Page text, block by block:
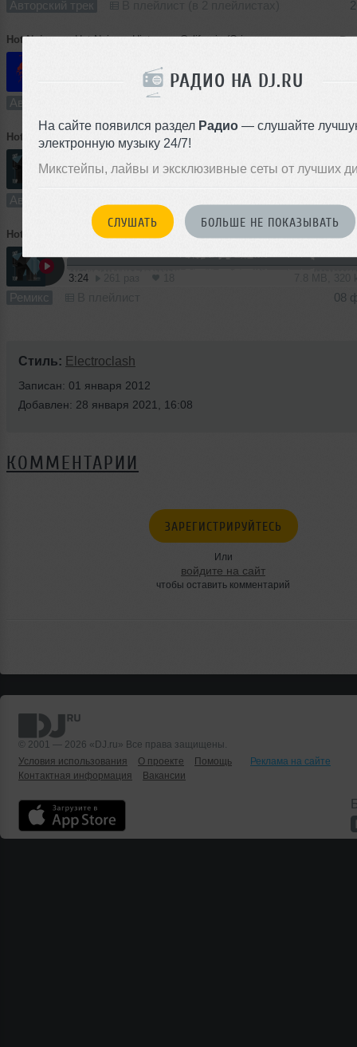
РАДИО НА DJ.RU
На сайте появился раздел Радио — слушайте
электронную музыку 24/7!
Микстейпы, лайвы и эксклюзивные сеты от лучших
СЛУШАТЬ БОЛЬШЕ НЕ ПОКАЗЫВАТЬ
Авторский трек
Hot Noizes ➝Hot Noizes, Historus - California (Original Mix)
17 17 MB, 320
Авторский трек
Hot Noizes Parallax (original mix)
Авторский трек
Hot Noizes Parallax (Historus remix)
3:24
Ремикс 08
Стиль: Electroclash
Записан: 01 января 2012
Добавлен: 28 января 2021, 16:08
КОММЕНТАРИИ
ЗАРЕГИСТРИРУЙТЕСЬ
Или
войдите на сайт
чтобы оставить комментарий
© 2001 — 2026 «DJ.ru» Все права защищены.
Условия использования
О проекте Помощь
Реклама на сайте
Контактная информация
Вакансии